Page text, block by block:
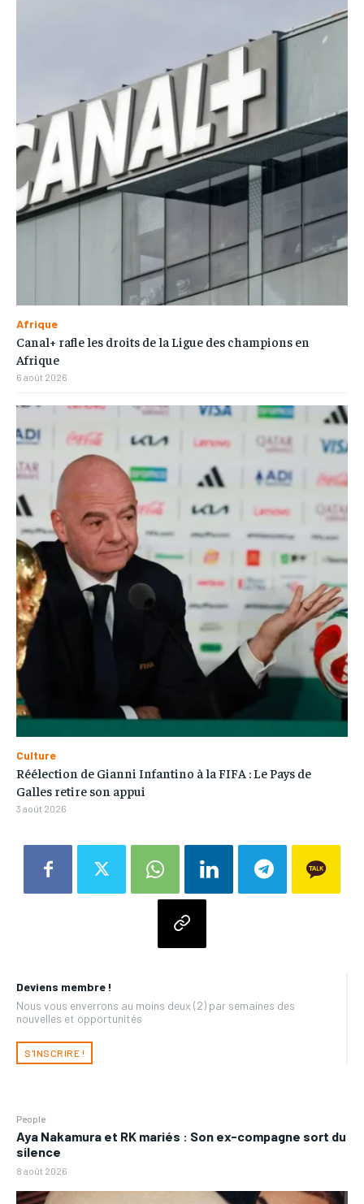
Deviens membre !
Nous vous enverrons au moins deux (2) par semaines des
nouvelles et opportunités
S'INSCRIRE !
People
Aya Nakamura et RK mariés : Son ex-compagne sort du
silence
8 août 2026
Afrique
Canal+ rafle les droits de la Ligue des champions en
Afrique
6 août 2026
Culture
Réélection de Gianni Infantino à la FIFA : Le Pays de
Galles retire son appui
3 août 2026